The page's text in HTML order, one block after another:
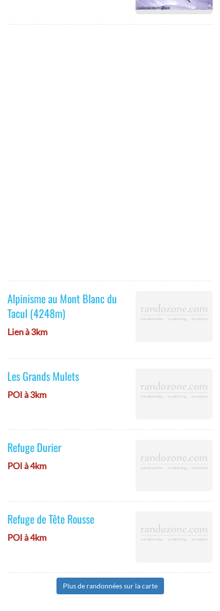
Alpinisme au Mont Blanc du
Tacul (4248m)
Lien à 3km
Les Grands Mulets
POI à 3km
Refuge Durier
POI à 4km
Refuge de Tête Rousse
POI à 4km
Plus de randonnées sur la carte